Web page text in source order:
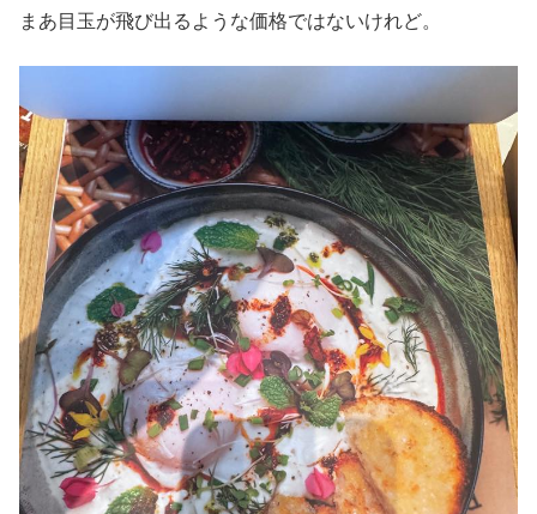
まあ目玉が飛び出るような価格ではないけれど。